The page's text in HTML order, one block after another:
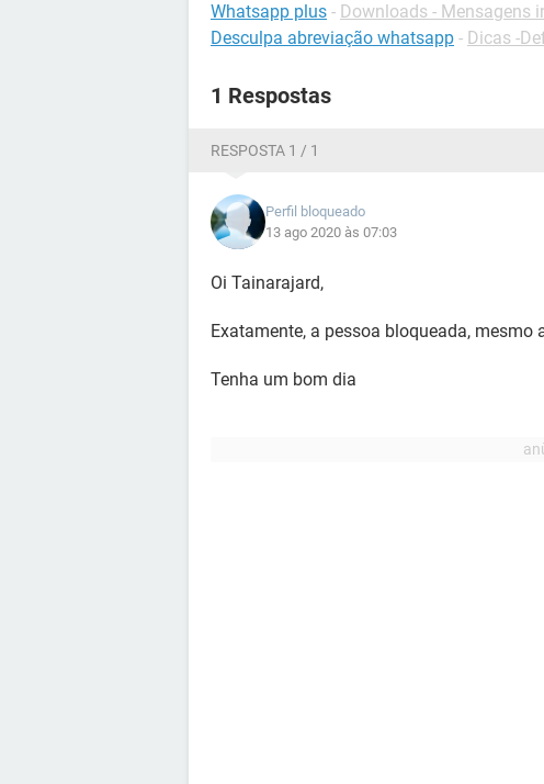
Whatsapp plus - Downloads - Mensagens
Desculpa abreviação whatsapp - Dicas -
1 Respostas
RESPOSTA 1 / 1
Perfil bloqueado
13 ago 2020 às 07:03
Oi Tainarajard,
Exatamente, a pessoa bloqueada,
Tenha um bom dia